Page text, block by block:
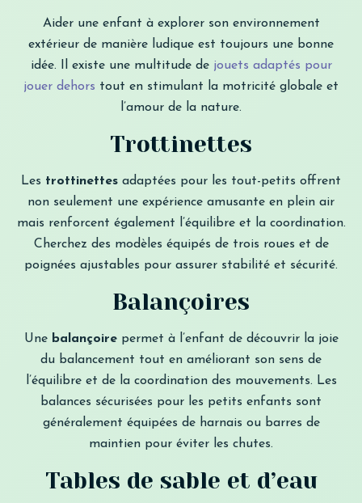
Aider une enfant à explorer son environnement
extérieur de manière ludique est toujours une bonne
idée. Il existe une multitude de jouets adaptés pour
jouer dehors tout en stimulant la motricité globale et
l’amour de la nature.
Trottinettes
Les trottinettes adaptées pour les tout-petits offrent
non seulement une expérience amusante en plein air
mais renforcent également l’équilibre et la coordination.
Cherchez des modèles équipés de trois roues et de
poignées ajustables pour assurer stabilité et sécurité.
Balançoires
Une balançoirepermet à l’enfant de découvrir la joie
du balancement tout en améliorant son sens de
l’équilibre et de la coordination des mouvements. Les
balances sécurisées pour les petits enfants sont
généralement équipées de harnais ou barres de
maintien pour éviter les chutes.
Tables de sable et d’eau